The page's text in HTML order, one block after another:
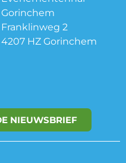
Gorinchem
Franklinweg 2
4207 HZ Gorinchem
NIEUWSBRIEF